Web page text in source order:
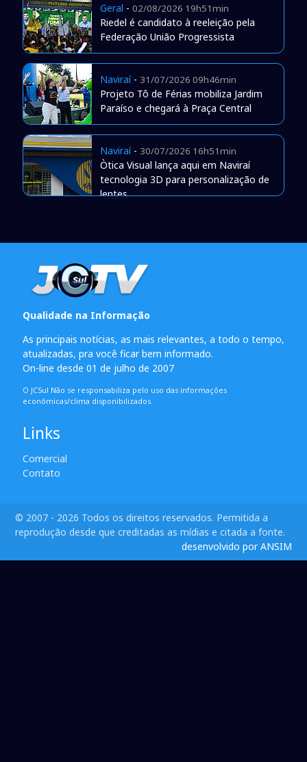
Geral - 02/08/2026 19h51min
Riedel é candidato à reeleição pela
Federação União Progressista
Naviraí- 31/07/2026 09h46min
Projeto Tô de Férias mobiliza Jardim
Paraíso e chegará à Praça Central
Naviraí- 30/07/2026 16h51min
Òtica Visual lança aqui em Naviraí
tecnologia 3D para personalização de
lentes
Qualidade na Informação
As principais notícias, as mais relevantes, a todo o tempo,
atualizadas, pra você ficar bem informado.
On-line desde 01 de julho de 2007
O JCSul Não se responsabiliza pelo uso das informações
econômicas/clima disponibilizados.
Links
Comercial
Contato
© 2007 - 2026 Todos os direitos reservados. Permitida a
reprodução desde que creditadas as mídias e citada a fonte.
desenvolvido por ANSIM